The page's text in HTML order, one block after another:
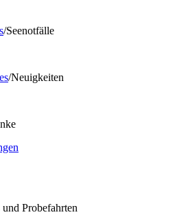
/Seenotfälle
/Neuigkeiten
Probefahrten